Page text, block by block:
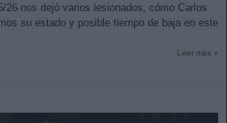
26 nos dejó varios lesionados, cómo Carlos
su estado y posible tiempo de baja en este
Leer más »